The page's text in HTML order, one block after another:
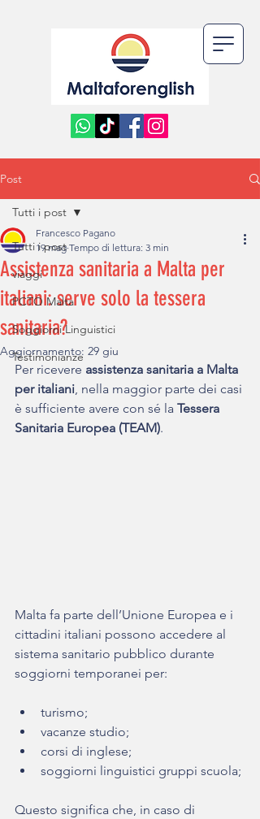
Post
Tutti i post
viaggi
PCTO Malta
Soggiorni Linguistici
Testimonianze
Tutti i post
Assistenza sanitaria a Malta per
italiani: serve solo la tessera
sanitaria?
Francesco Pagano
19 mag Tempo di lettura: 3 min
Aggiornamento: 29 giu
Per ricevere assistenza sanitaria a Malta
per italiani, nella maggior parte dei casi
è sufficiente avere con sé la Tessera
Sanitaria Europea (TEAM).
Malta fa parte dell’Unione Europea e i
cittadini italiani possono accedere al
sistema sanitario pubblico durante
soggiorni temporanei per:
turismo;
vacanze studio;
corsi di inglese;
soggiorni linguistici gruppi scuola;
Questo significa che, in caso di